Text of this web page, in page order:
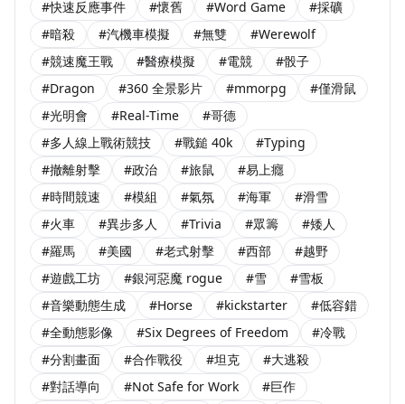
#快速反應事件
#懷舊 #Word Game
#採礦
#暗殺
#汽機車模擬 #無雙
#Werewolf
#競速魔王戰
#醫療模擬 #電競
#骰子
#Dragon
#360 全景影片 #mmorpg
#僅滑鼠
#光明會
#Real-Time
#哥德
#多人線上戰術競技
#戰鎚 40k
#Typing
#撤離射擊
#政治 #旅鼠
#易上癮
#時間競速
#模組 #氣氛 #海軍
#滑雪
#火車
#異步多人 #Trivia #眾籌
#矮人
#羅馬
#美國 #老式射擊 #西部
#越野
#遊戲工坊
#銀河惡魔 rogue #雪
#雪板
#音樂動態生成
#Horse #kickstarter
#低容錯
#全動態影像
#Six Degrees of Freedom
#冷戰
#分割畫面
#合作戰役 #坦克
#大逃殺
#對話導向
#Not Safe for Work
#巨作